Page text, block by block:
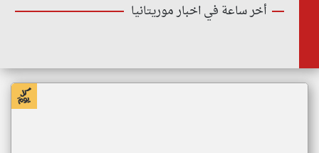
أخر ساعة في اخبار موريتانيا